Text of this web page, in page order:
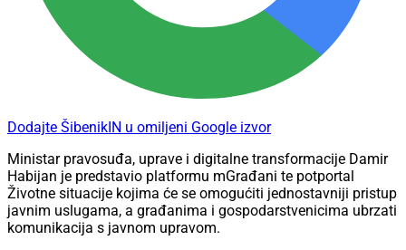
Dodajte ŠibenikIN u omiljeni Google izvor
Ministar pravosuđa, uprave i digitalne transformacije Damir
Habijan je predstavio platformu mGrađani te potportal
Životne situacije kojima će se omogućiti jednostavniji pristup
javnim uslugama, a građanima i gospodarstvenicima ubrzati
komunikacija s javnom upravom.